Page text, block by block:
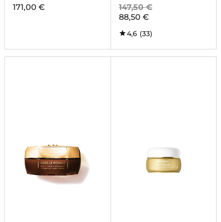
171,00 €
147,50 €
88,50 €
4,6 (33)